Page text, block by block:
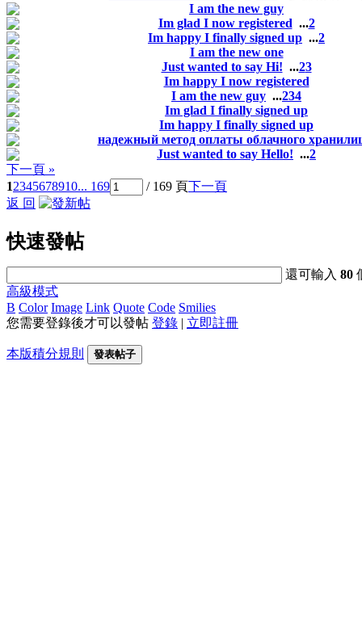
I am the new guy
Im glad I now registered ...2
Im happy I finally signed up ...2
I am the new one
Just wanted to say Hi! ...23
Im happy I now registered
I am the new guy ...234
Im glad I finally signed up
Im happy I finally signed up
надежный метод оплаты облачного
Just wanted to say Hello! ...2
下一頁 »
12345678910... 169 / 169 頁下一頁
返 回
快速發帖
還可輸入80
高級模式
B Color Image Link Quote Code Smilies
您需要登錄後才可以發帖 登錄 | 立即註冊
本版積分規則 發表帖子